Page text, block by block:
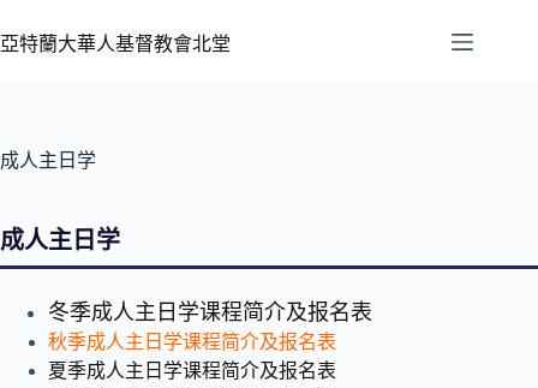
亞特蘭大華人基督教會北堂
成人主日学
成人主日学
冬季成人主日学课程简介及报名表
秋季成人主日学课程简介及报名表
夏季成人主日学课程简介及报名表